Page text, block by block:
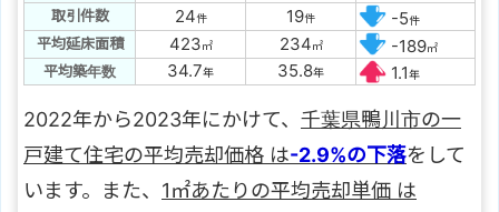
取引件数 24件 19件 -5件
平均延床面積 423㎡ 234㎡ -189㎡
平均築年数 34.7年 35.8年 1.1年
2022年から2023年にかけて、 千葉県鴨川市の一
戸建て住宅の平均売却価格 は-2.9%の下落をして
います。また、 1㎡あたりの平均売却単価 は